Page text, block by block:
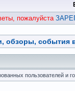
пожалуйста
обзоры, события
пользователей и